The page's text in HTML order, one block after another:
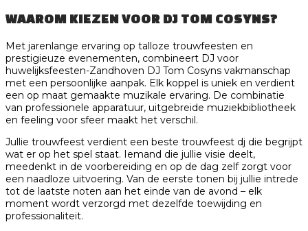
WAAROM KIEZEN VOOR DJ TOM COSYNS?
Met jarenlange ervaring op talloze trouwfeesten en
prestigieuze evenementen, combineert DJ voor
huwelijksfeesten-Zandhoven DJ Tom Cosyns vakmanschap
met een persoonlijke aanpak. Elk koppel is uniek en verdient
een op maat gemaakte muzikale ervaring. De combinatie
van professionele apparatuur, uitgebreide muziekbibliotheek
en feeling voor sfeer maakt het verschil.
Jullie trouwfeest verdient een beste trouwfeest dj die begrijpt
wat er op het spel staat. Iemand die jullie visie deelt,
meedenkt in de voorbereiding en op de dag zelf zorgt voor
een naadloze uitvoering. Van de eerste tonen bij jullie intrede
tot de laatste noten aan het einde van de avond – elk
moment wordt verzorgd met dezelfde toewijding en
professionaliteit.